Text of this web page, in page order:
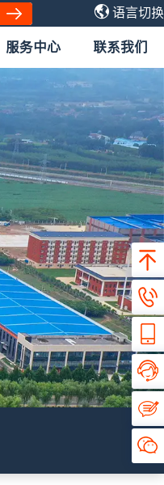
语言切换
服务中心 联系我们